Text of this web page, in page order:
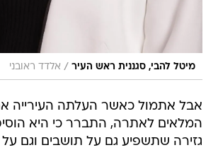
מיטל להבי, סגננית ראש העיר / אלדד ראובני
אבל אתמול כאשר העלתה העירייה
המלאים לאתרה, התברר כי היא
גזירה שתשפיע גם על תושבים וגם